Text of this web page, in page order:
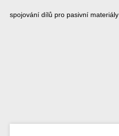
spojování dílů pro pasivní materiály